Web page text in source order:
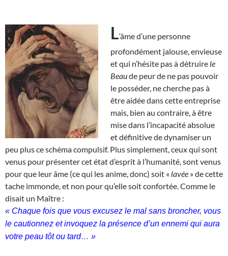
L‘âme d’une personne
profondément jalouse, envieuse
et qui n’hésite pas à détruire le
Beaude peur de ne pas pouvoir
le posséder, ne cherche pas à
être aidée dans cette entreprise
mais, bien au contraire, à être
mise dans l’incapacité absolue
et définitive de dynamiser un
peu plus ce schéma compulsif. Plus simplement, ceux qui sont
venus pour présenter cet état d’esprit à l’humanité, sont venus
pour que leur âme (ce qui les anime, donc) soit « lavée » de cette
tache immonde, et non pour qu’elle soit confortée. Comme le
disait un Maître :
« Chaque fois que vous excusez le mal sans broncher, vous
le cautionnez et invoquez la présence d’un ennemi qui aura
votre peau tôt ou tard… »